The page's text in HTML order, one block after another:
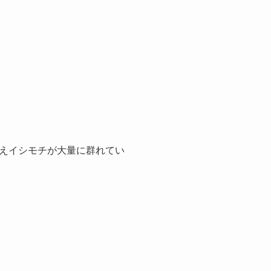
イシモチが大量に群れてい